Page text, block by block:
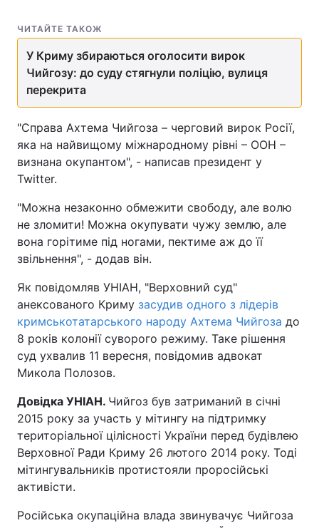
ЧИТАЙТЕ ТАКОЖ
У Криму збираються оголосити вирок
Чийгозу: до суду стягнули поліцію, вулиця
перекрита
"Справа Ахтема Чийгоза – черговий вирок Росії,
яка на найвищому міжнародному рівні – ООН –
визнана окупантом", - написав президент у
Twitter.
"Можна незаконно обмежити свободу, але волю
не зломити! Можна окупувати чужу землю, але
вона горітиме під ногами, пектиме аж до її
звільнення", - додав він.
Як повідомляв УНІАН, "Верховний суд"
анексованого Криму засудив одного з лідерів
кримськотатарського народу Ахтема Чийгоза до
8 років колонії суворого режиму. Таке рішення
суд ухвалив 11 вересня, повідомив адвокат
Микола Полозов.
Довідка УНІАН. Чийгоз був затриманий в січні
2015 року за участь у мітингу на підтримку
територіальної цілісності України перед будівлею
Верховної Ради Криму 26 лютого 2014 року. Тоді
мітингувальників протистояли проросійські
активісти.
Російська окупаційна влада звинувачує Чийгоза